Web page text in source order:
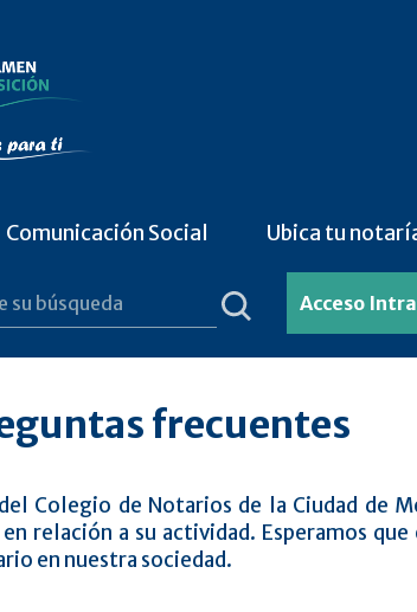
Comunicación Social Ubica tu
Acceso
frecuentes
Colegio de Notarios de la Ciudad de
relación a su actividad. Esperamos
en nuestra sociedad.